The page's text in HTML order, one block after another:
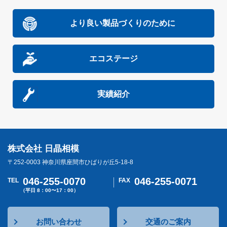
より良い製品づくりのために
エコステージ
実績紹介
株式会社 日晶相模
〒252-0003 神奈川県座間市ひばりが丘5-18-8
TEL 046-255-0070
（平日 8：00〜17：00）
FAX 046-255-0071
お問い合わせ 交通のご案内